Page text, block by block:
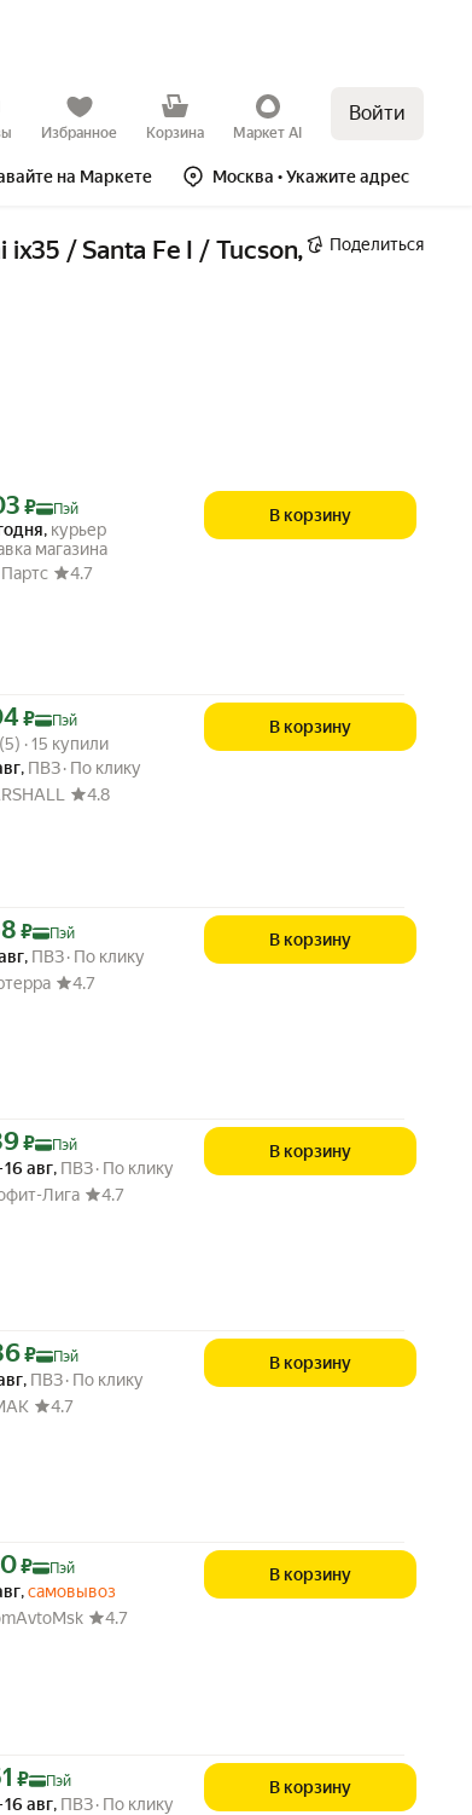
Избранное Корзина Маркет AI
Войти
на Маркете Москва • Укажите адрес
/ Santa Fe I / Tucson,
Поделиться
картой Яндекс Пэй 2603 ₽ вместо
₽ Пэй
, курьер
магазина
4.7
В корзину
картой Яндекс Пэй 2704 ₽ вместо
₽
Пэй
товара: 4.8 из 5
(5) · 15 купили
· 15 купили
, ПВЗ По клику
4.8
В корзину
картой Яндекс Пэй 2758 ₽ вместо
₽ Пэй
, ПВЗ По клику
4.7
В корзину
картой Яндекс Пэй 2939 ₽ вместо
₽ Пэй
16 авг, ПВЗ По клику
Лига
4.7
В корзину
картой Яндекс Пэй 3036 ₽ вместо
₽ Пэй
, ПВЗ По клику
4.7
В корзину
картой Яндекс Пэй 3180 ₽ вместо
₽ Пэй
,самовывоз
4.7
В корзину
картой Яндекс Пэй 3251 ₽ вместо
₽ Пэй
16 авг, ПВЗ По клику
В корзину